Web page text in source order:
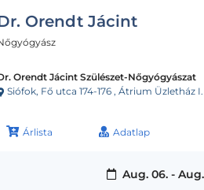
Orendt Jácint
Orendt Jácint Szülészet-Nőgyógyászat
Siófok, Fő utca 174-176 , Átrium Üzletház
Árlista Adatlap
Aug. 06. - Aug.